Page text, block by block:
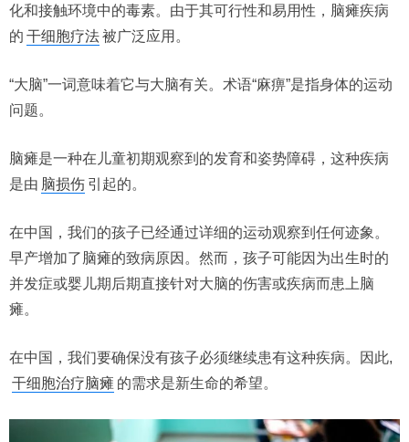
化和接触环境中的毒素。由于其可行性和易用性，脑瘫疾病
的 干细胞疗法被广泛应用。
“大脑”一词意味着它与大脑有关。术语“麻痹”是指身体的运动
问题。
脑瘫是一种在儿童初期观察到的发育和姿势障碍，这种疾病
是由 脑损伤 引起的。
在中国，我们的孩子已经通过详细的运动观察到任何迹象。
早产增加了脑瘫的致病原因。然而，孩子可能因为出生时的
并发症或婴儿期后期直接针对大脑的伤害或疾病而患上脑
瘫。
在中国，我们要确保没有孩子必须继续患有这种疾病。因此,
干细胞治疗脑瘫 的需求是新生命的希望。